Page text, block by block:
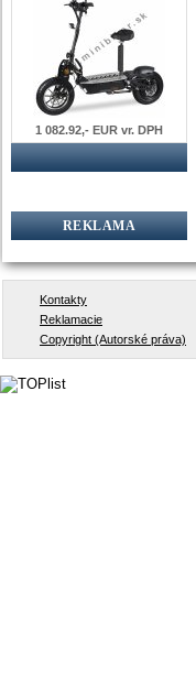
1 082.92,- EUR vr. DPH
REKLAMA
Kontakty
Reklamacie
Copyright (Autorské práva)